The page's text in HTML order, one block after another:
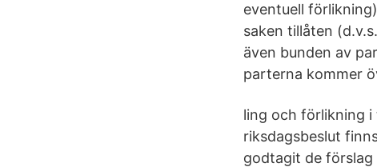
eventuell
saken tillåten
även bunden av
parterna kommer
ling och förlikning i
riksdagsbeslut
godtagit de förslag